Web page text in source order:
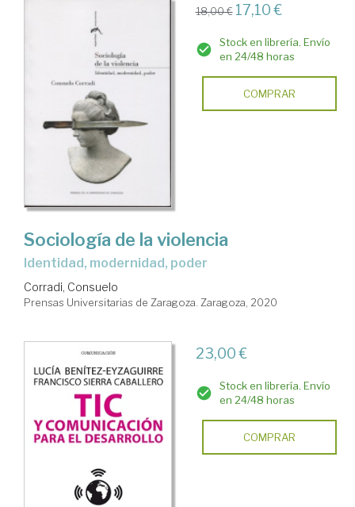
18,00 € 17,10 €
Stock en librería. Envío
en 24/48 horas
COMPRAR
Sociología de la violencia
Identidad, modernidad, poder
Corradi, Consuelo
Prensas Universitarias de Zaragoza. Zaragoza, 2020
23,00 €
Stock en librería. Envío
en 24/48 horas
COMPRAR